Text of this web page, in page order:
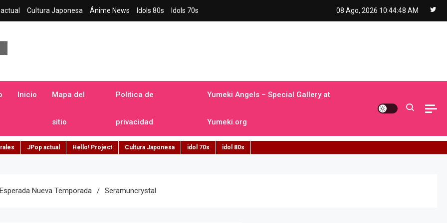
Cultura Japonesa Ánime News Idols 80s Idols 70s 08 Ago, 2026 10:44:49 AM
Inicio Mapa del
sitio
Politica de
privacidad
Yumeki Angels – Special Gallery at
Yumeki.org
JPop actual Hello! Project Cultura Japonesa idol 70s idol 80s
Nueva Temporada Seramuncrystal